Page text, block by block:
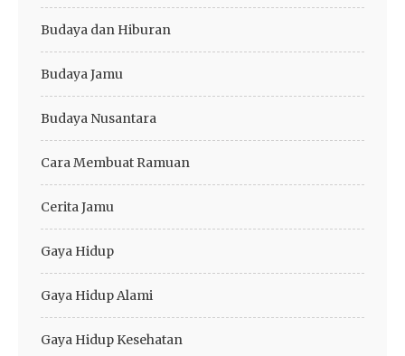
Budaya dan Hiburan
Budaya Jamu
Budaya Nusantara
Cara Membuat Ramuan
Cerita Jamu
Gaya Hidup
Gaya Hidup Alami
Gaya Hidup Kesehatan